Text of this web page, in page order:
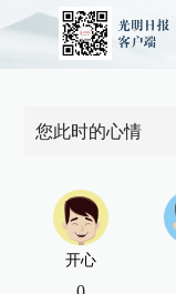
您此时的心情
开心